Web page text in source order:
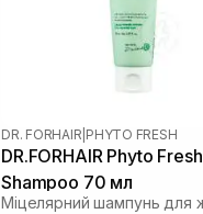
DR. FORHAIR PHYTO FRESH
DR.FORHAIR Phyto Fresh
Shampoo 70 мл